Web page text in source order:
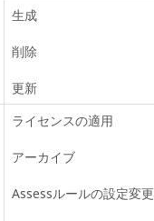
生成
削除
更新
ライセンスの適用
アーカイブ
Assessルールの設定変更